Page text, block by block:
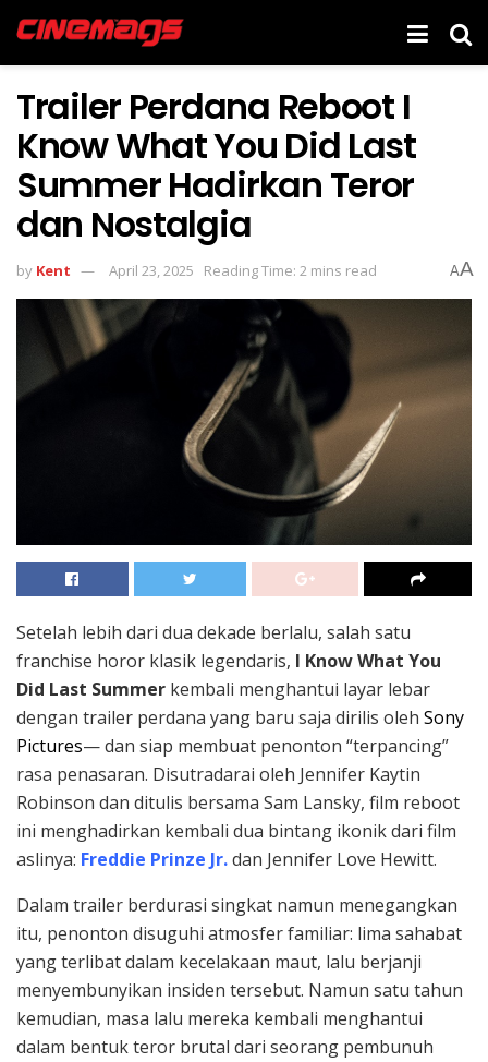
Trailer Perdana Reboot I
Know What You Did Last
Summer Hadirkan Teror
dan Nostalgia
by Kent April 23, 2025 Reading Time: 2 mins read AA
Setelah lebih dari dua dekade berlalu, salah satu
franchise horor klasik legendaris, I Know What You
Did Last Summer kembali menghantui layar lebar
dengan trailer perdana yang baru saja dirilis oleh Sony
Pictures— dan siap membuat penonton “terpancing”
rasa penasaran. Disutradarai oleh Jennifer Kaytin
Robinson dan ditulis bersama Sam Lansky, film reboot
ini menghadirkan kembali dua bintang ikonik dari film
aslinya: Freddie Prinze Jr.dan Jennifer Love Hewitt.
Dalam trailer berdurasi singkat namun menegangkan
itu, penonton disuguhi atmosfer familiar: lima sahabat
yang terlibat dalam kecelakaan maut, lalu berjanji
menyembunyikan insiden tersebut. Namun satu tahun
kemudian, masa lalu mereka kembali menghantui
dalam bentuk teror brutal dari seorang pembunuh